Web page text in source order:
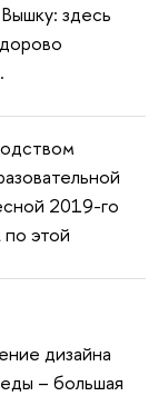
здесь
2019-го
этой
дизайна
– большая